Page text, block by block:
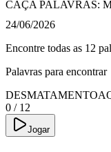
CAÇA PALAVRAS:
24/06/2026
Encontre todas as 12
Palavras para encontrar
DESMATAMENTO
0 / 12
Jogar